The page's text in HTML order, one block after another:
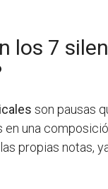
los 7
son pausas
en una
propias notas,